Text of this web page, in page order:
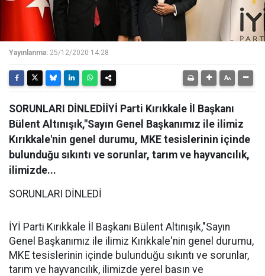
Yayınlanma: 25/12/2020 14:28
SORUNLARI DİNLEDİİYİ Parti Kırıkkale İl Başkanı
Bülent Altınışık,"Sayın Genel Başkanımız ile ilimiz
Kırıkkale'nin genel durumu, MKE tesislerinin içinde
bulunduğu sıkıntı ve sorunlar, tarım ve hayvancılık,
ilimizde...
SORUNLARI DİNLEDİ
İYİ Parti Kırıkkale İl Başkanı Bülent Altınışık,"Sayın
Genel Başkanımız ile ilimiz Kırıkkale'nin genel durumu,
MKE tesislerinin içinde bulunduğu sıkıntı ve sorunlar,
tarım ve hayvancılık, ilimizde yerel basın ve